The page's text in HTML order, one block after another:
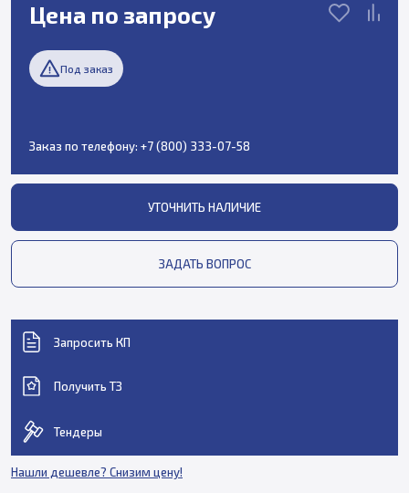
Цена по запросу
Под заказ
Заказ по телефону: +7 (800) 333-07-58
УТОЧНИТЬ НАЛИЧИЕ
ЗАДАТЬ ВОПРОС
Запросить КП
Получить ТЗ
Тендеры
Нашли дешевле? Снизим цену!